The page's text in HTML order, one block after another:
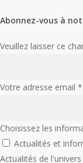
Abonnez-vous à
Veuillez laisser ce
Votre adresse email *
Choisissez les
Actualités et
Actualités de